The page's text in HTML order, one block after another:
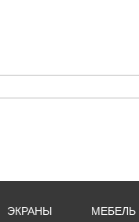
ЭКРАНЫ МЕБЕЛЬ